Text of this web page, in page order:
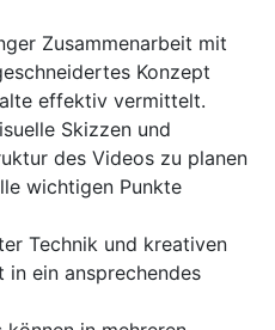
Zusammenarbeit mit
Konzept
effektiv vermittelt.
Skizzen und
des Videos zu planen
wichtigen Punkte
Technik und kreativen
in ein ansprechendes